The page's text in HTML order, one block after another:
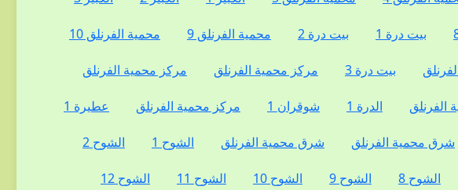
بيت درة 1 بيت درة 2 محمية الفرنلق 9 محمية الفرنلق 10
بيت درة 3 مركز محمية الفرنلق مركز محمية الفرنلق
الفرنلق الدرة 1 شوقران 1 مركز محمية الفرنلق عطيرة 1
شرق محمية الفرنلق شرق محمية الفرنلق الشوح 1 الشوح 2
الشوح 8 الشوح 9 الشوح 10 الشوح 11 الشوح 12